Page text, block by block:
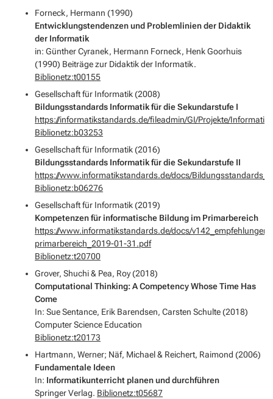
Forneck, Hermann (1990)
Entwicklungstendenzen und Problemlinien der Didaktik
der Informatik
in: Günther Cyranek, Hermann Forneck, Henk Goorhuis
(1990) Beiträge zur Didaktik der Informatik.
Biblionetz:t00155
Gesellschaft für Informatik (2008)
Bildungsstandards Informatik für die Sekundarstufe I
https://informatikstandards.de/fileadmin/GI/Projekte/
Biblionetz:b03253
Gesellschaft für Informatik (2016)
Bildungsstandards Informatik für die Sekundarstufe II
https://www.informatikstandards.de/docs/
Biblionetz:b06276
Gesellschaft für Informatik (2019)
Kompetenzen für informatische Bildung im Primarbereich
https://www.informatikstandards.de/docs/
primarbereich_2019-01-31.pdf
Biblionetz:t20700
Grover, Shuchi & Pea, Roy (2018)
Computational Thinking: A Competency Whose Time Has
Come
In: Sue Sentance, Erik Barendsen, Carsten Schulte (2018)
Computer Science Education
Biblionetz:t20173
Hartmann, Werner; Näf, Michael & Reichert, Raimond (2006)
Fundamentale Ideen
In: Informatikunterricht planen und durchführen
Springer Verlag. Biblionetz:t05687